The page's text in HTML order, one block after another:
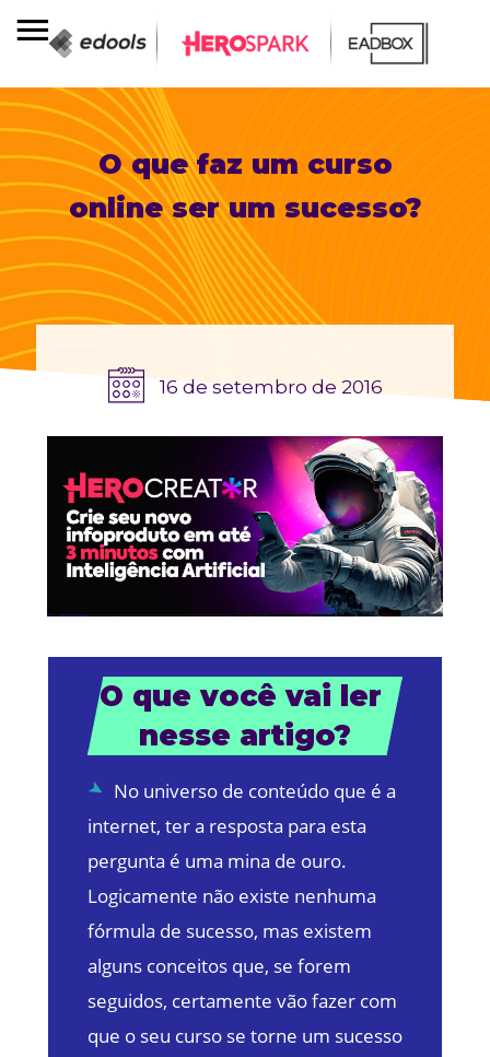
O que faz um curso
online ser um sucesso?
16 de setembro de 2016
O que você vai ler
nesse artigo?
No universo de conteúdo que é a
internet, ter a resposta para esta
pergunta é uma mina de ouro.
Logicamente não existe nenhuma
fórmula de sucesso, mas existem
alguns conceitos que, se forem
seguidos, certamente vão fazer com
que o seu curso se torne um sucesso